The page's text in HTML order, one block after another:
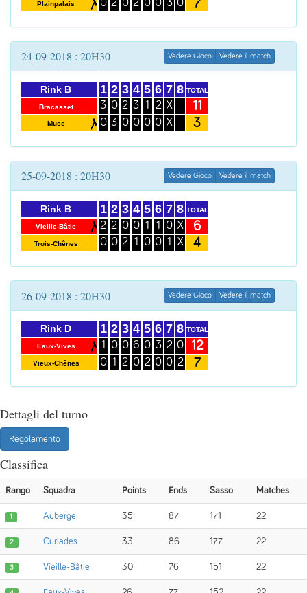
Plainpalais
0 2 0 2 0 0 3 0
7
24-09-2018 : 20H30 Vedere Gioco Vedere il match
Rink B
Bracasset
Muse
1
3
0
2
0
3
3
2
0
4
3
0
5
1
0
6
2
0
7
X
X
8 TOTAL
11
3
25-09-2018 : 20H30 Vedere Gioco Vedere il match
Rink B
Vieille-Bâtie
Trois-Chênes
1
2
0
2
2
0
3
0
2
4
0
1
5
1
0
6
1
0
7
0
1
8
X
X
TOTAL
6
4
26-09-2018 : 20H30 Vedere Gioco Vedere il match
Rink D
Eaux-Vives
Vieux-Chênes
1
1
0
2
0
1
3
0
2
4
6
0
5
0
2
6
3
0
7
2
0
8
0
2
TOTAL
12
7
Dettagli del turno
Regolamento
Classifica
Rango Squadra Points Ends Sasso Matches
1 Auberge 35 87 171 22
2 Curiades 33 86 177 22
3 Vieille-Bâtie 30 76 151 22